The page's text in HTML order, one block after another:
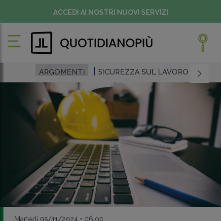
ACCEDI AI NOSTRI NUOVI SERVIZI
ARGOMENTI SICUREZZA SUL LAVORO
Martedì 05/11/2024 • 06:00